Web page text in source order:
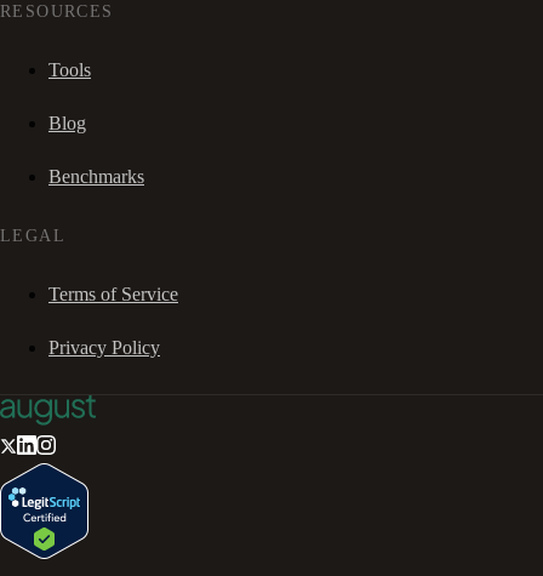
RESOURCES
Tools
Blog
Benchmarks
LEGAL
Terms of Service
Privacy Policy